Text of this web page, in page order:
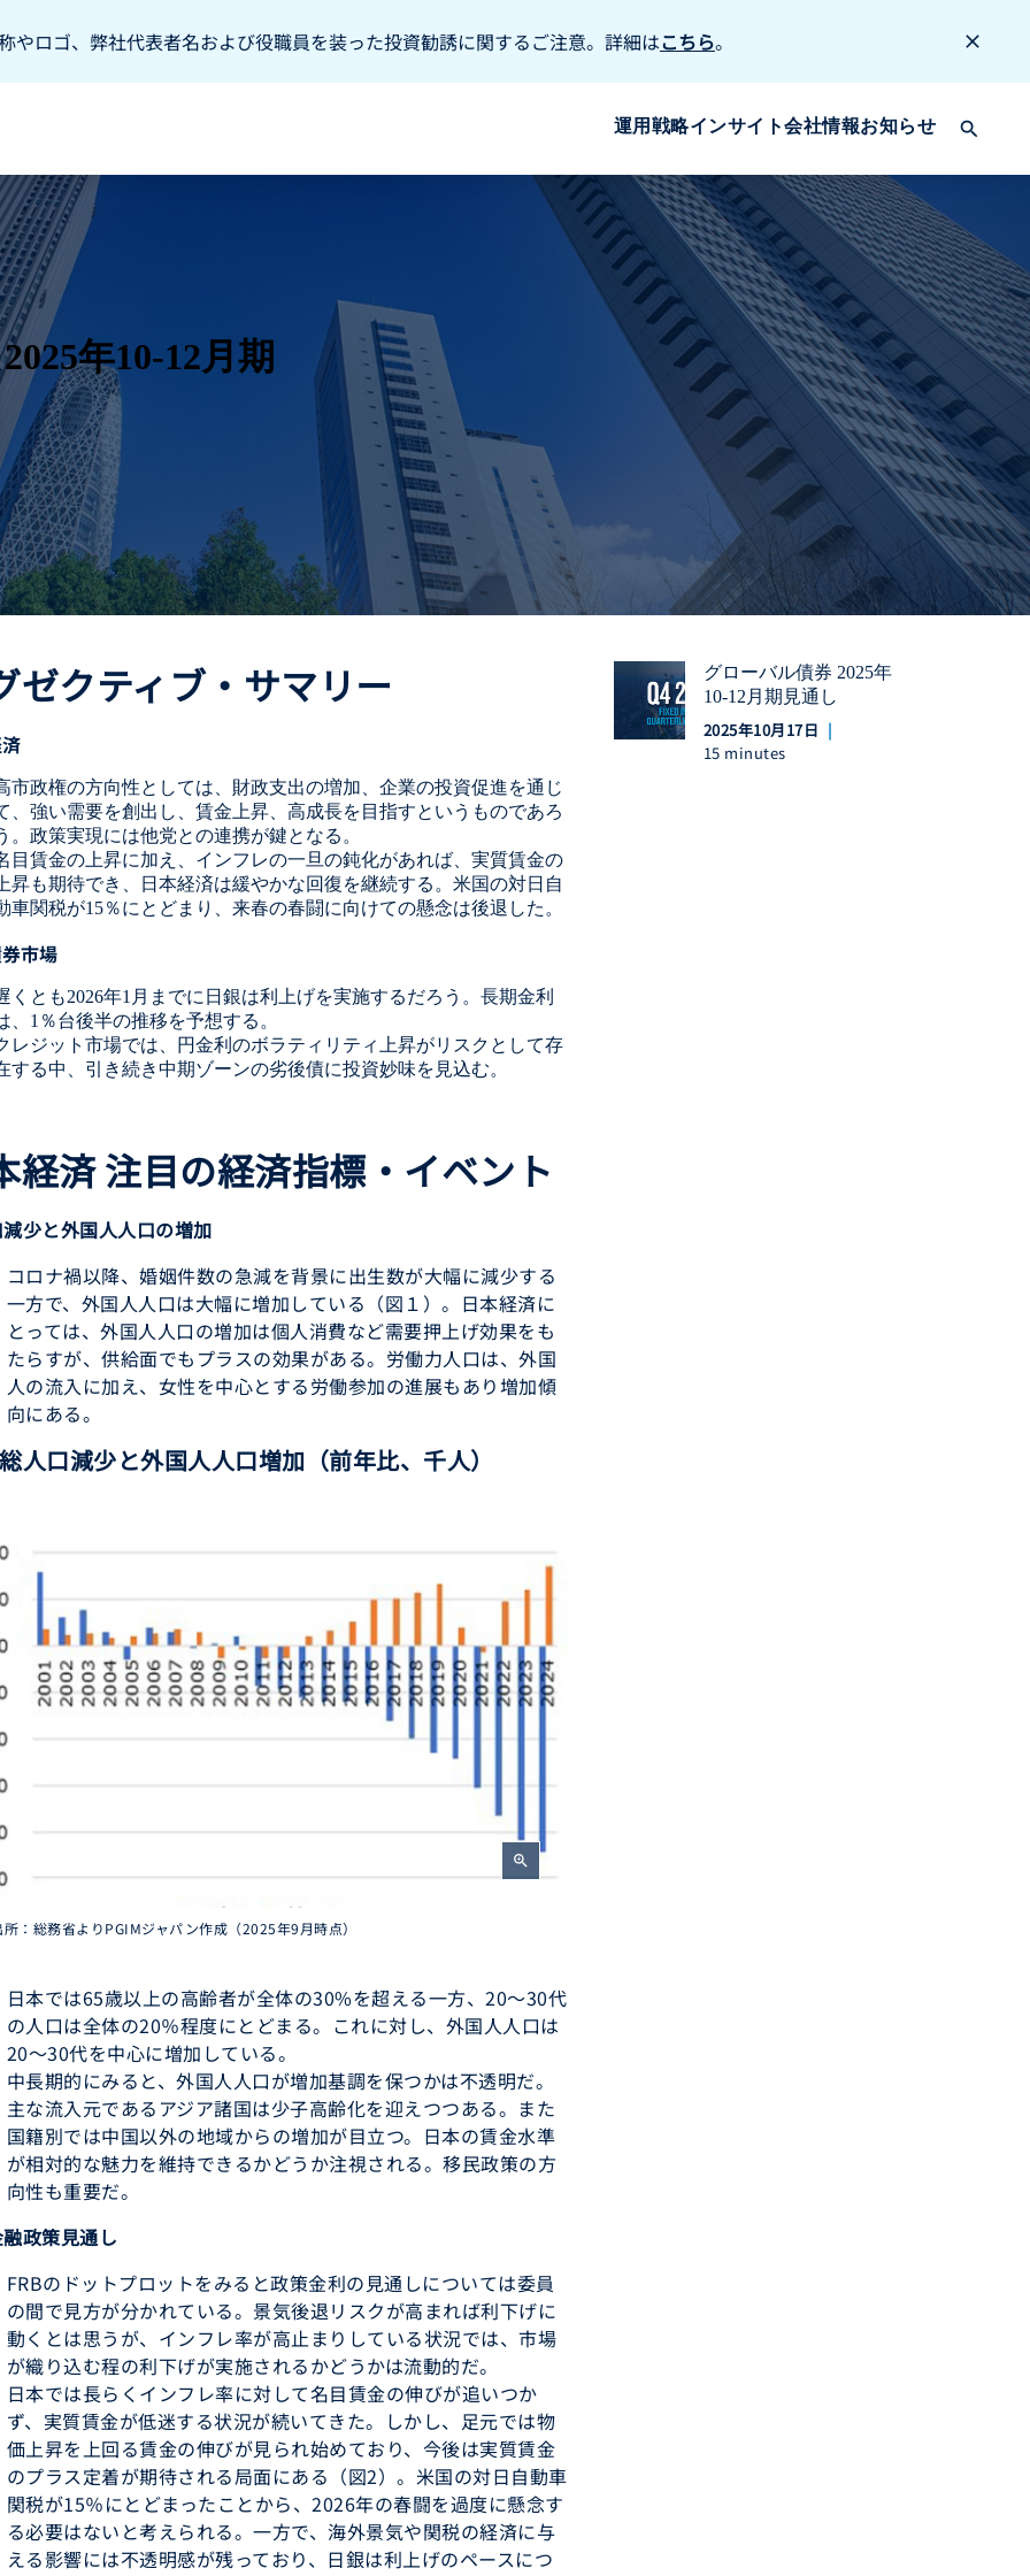
運用戦略インサイト会社情報お知らせ
やロゴ、弊社代表者名および役職員を装った投資勧誘に関するご注意。詳細はこちら。
年10-12月期
ゼクティブ・サマリー
市政権の方向性としては、財政支出の増加、企業の投資促進を通じ
、強い需要を創出し、賃金上昇、高成長を目指すというものであろ
。政策実現には他党との連携が鍵となる。
目賃金の上昇に加え、インフレの一旦の鈍化があれば、実質賃金の
昇も期待でき、日本経済は緩やかな回復を継続する。米国の対日自
車関税が15％にとどまり、来春の春闘に向けての懸念は後退した。
市場
くとも2026年1月までに日銀は利上げを実施するだろう。長期金利
、1％台後半の推移を予想する。
レジット市場では、円金利のボラティリティ上昇がリスクとして存
する中、引き続き中期ゾーンの劣後債に投資妙味を見込む。
経済 注目の経済指標・イベント
少と外国人人口の増加
コロナ禍以降、婚姻件数の急減を背景に出生数が大幅に減少する
一方で、外国人人口は大幅に増加している（図１）。日本経済に
とっては、外国人人口の増加は個人消費など需要押上げ効果をも
たらすが、供給面でもプラスの効果がある。労働力人口は、外国
人の流入に加え、女性を中心とする労働参加の進展もあり増加傾
向にある。
人口減少と外国人人口増加（前年比、千人）
zoom_in
：総務省よりPGIMジャパン作成（2025年9月時点）
日本では65歳以上の高齢者が全体の30%を超える一方、20～30代
の人口は全体の20％程度にとどまる。これに対し、外国人人口は
20～30代を中心に増加している。
中長期的にみると、外国人人口が増加基調を保つかは不透明だ。
主な流入元であるアジア諸国は少子高齢化を迎えつつある。また
国籍別では中国以外の地域からの増加が目立つ。日本の賃金水準
が相対的な魅力を維持できるかどうか注視される。移民政策の方
向性も重要だ。
政策見通し
FRBのドットプロットをみると政策金利の見通しについては委員
の間で見方が分かれている。景気後退リスクが高まれば利下げに
動くとは思うが、インフレ率が高止まりしている状況では、市場
が織り込む程の利下げが実施されるかどうかは流動的だ。
日本では長らくインフレ率に対して名目賃金の伸びが追いつか
ず、実質賃金が低迷する状況が続いてきた。しかし、足元では物
価上昇を上回る賃金の伸びが見られ始めており、今後は実質賃金
のプラス定着が期待される局面にある（図2）。米国の対日自動車
関税が15％にとどまったことから、2026年の春闘を過度に懸念す
る必要はないと考えられる。一方で、海外景気や関税の経済に与
える影響には不透明感が残っており、日銀は利上げのペースにつ
グローバル債券 2025年
10-12月期見通し
2025年10月17日
15 minutes